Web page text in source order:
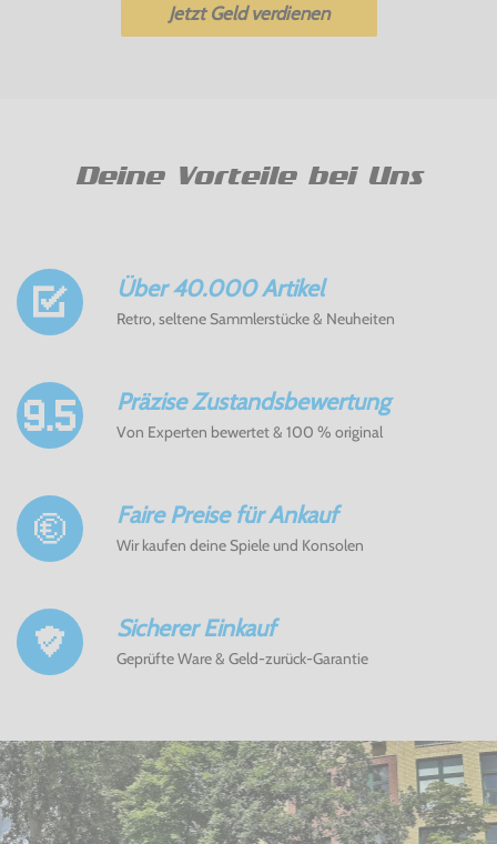
Jetzt Geld verdienen
Deine Vorteile bei Uns
Über 40.000 Artikel
Retro, seltene Sammlerstücke & Neuheiten
Präzise Zustandsbewertung
Von Experten bewertet & 100 % original
Faire Preise für Ankauf
Wir kaufen deine Spiele und Konsolen
Sicherer Einkauf
Geprüfte Ware & Geld-zurück-Garantie